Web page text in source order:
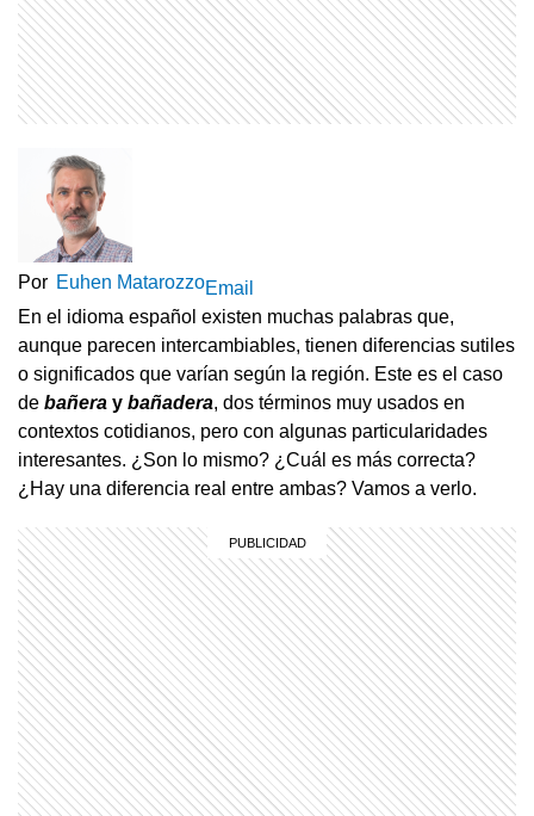
Por Euhen MatarozzoEmail
En el idioma español existen muchas palabras que,
aunque parecen intercambiables, tienen diferencias sutiles
o significados que varían según la región. Este es el caso
de bañera y bañadera, dos términos muy usados en
contextos cotidianos, pero con algunas particularidades
interesantes. ¿Son lo mismo? ¿Cuál es más correcta?
¿Hay una diferencia real entre ambas? Vamos a verlo.